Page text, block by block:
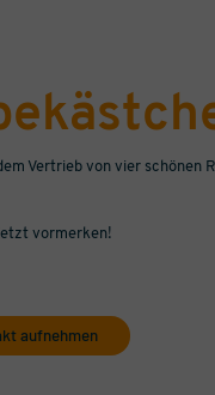
Vertrieb von vier schönen
vormerken!
aufnehmen